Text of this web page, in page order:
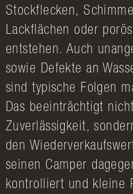
Stockflecken,
Lackflächen oder
entstehen. Auch
sowie Defekte an
sind typische Folgen
Das beeinträchtigt
Zuverlässigkeit,
den
seinen Camper
kontrolliert und kleine